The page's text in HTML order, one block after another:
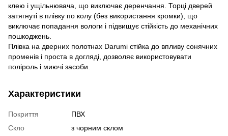
клею і ущільнювача, що виключає деренчання. Торці дверей
затягнуті в плівку по колу (без використання кромки), що
виключає попадання вологи і підвищує стійкість до механічних
пошкоджень.
Плівка на дверних полотнах Darumi стійка до впливу сонячних
променів і проста в догляді, дозволяє використовувати
поліроль і миючі засоби.
Характеристики
Покриття
ПВХ
Скло
з чорним склом